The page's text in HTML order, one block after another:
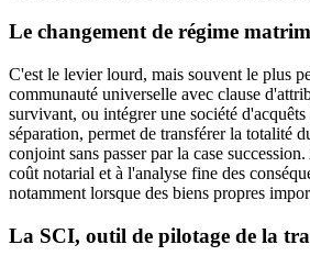
Le changement de régime
C'est le levier lourd, mais souvent le plus
communauté universelle avec clause
survivant, ou intégrer une société
séparation, permet de transférer la totalité
conjoint sans passer par la case
coût notarial et à l'analyse fine des
notamment lorsque des biens propres
La SCI, outil de pilotage de la